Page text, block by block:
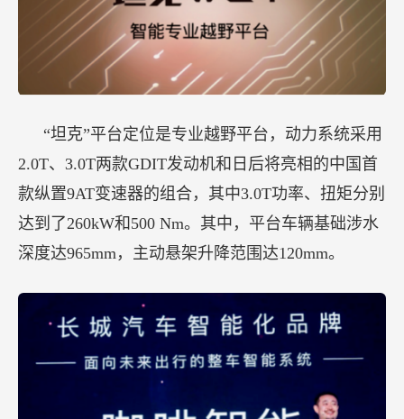
“坦克”平台定位是专业越野平台，动力系统采用
2.0T、3.0T两款GDIT发动机和日后将亮相的中国首
款纵置9AT变速器的组合，其中3.0T功率、扭矩分别
达到了260kW和500 Nm。其中，平台车辆基础涉水
深度达965mm，主动悬架升降范围达120mm。